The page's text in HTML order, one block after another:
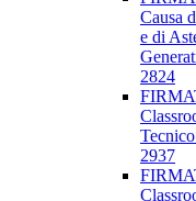
Causa
e di
2824
2937